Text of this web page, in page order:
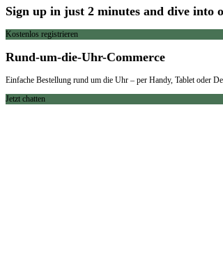
Sign up in just 2 minutes and dive into
Kostenlos registrieren
Rund-um-die-Uhr-Commerce
Einfache Bestellung rund um die Uhr – per Handy, Tablet oder
Jetzt chatten